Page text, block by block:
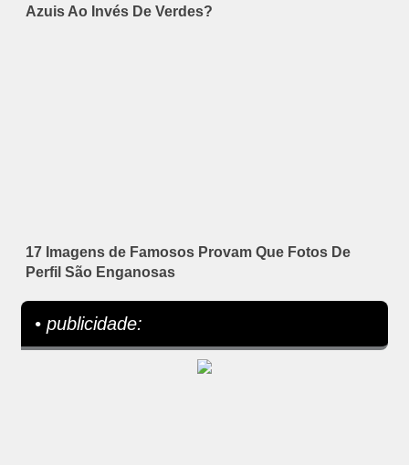
Azuis Ao Invés De Verdes?
17 Imagens de Famosos Provam Que Fotos De
Perfil São Enganosas
• publicidade: